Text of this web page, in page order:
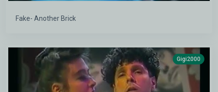
Fake- Another Brick
Gigi2000